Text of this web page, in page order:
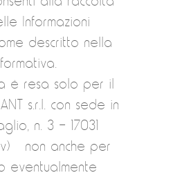
Informazioni
descritto nella
è resa solo per il
s.r.l. con sede in
n. 3 – 17031
non anche per
eventualmente